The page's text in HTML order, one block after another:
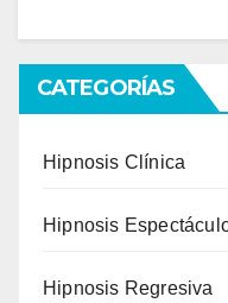
CATEGORÍAS
Hipnosis Clínica
Hipnosis
Hipnosis Regresiva